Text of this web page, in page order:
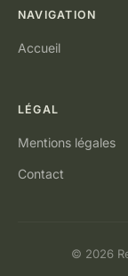
NAVIGATION
Accueil
LÉGAL
Mentions légales
Contact
© 2026